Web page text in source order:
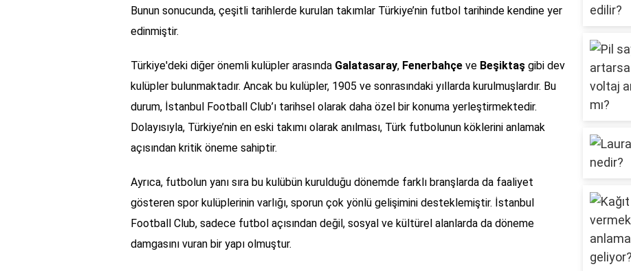
Bunun sonucunda, çeşitli tarihlerde kurulan takımlar Türkiye’nin futbol tarihinde kendine yer
edinmiştir.
Türkiye'deki diğer önemli kulüpler arasında Galatasaray, Fenerbahçe ve Beşiktaş gibi dev
kulüpler bulunmaktadır. Ancak bu kulüpler, 1905 ve sonrasındaki yıllarda kurulmuşlardır. Bu
durum, İstanbul Football Club’ı tarihsel olarak daha özel bir konuma yerleştirmektedir.
Dolayısıyla, Türkiye’nin en eski takımı olarak anılması, Türk futbolunun köklerini anlamak
açısından kritik öneme sahiptir.
Ayrıca, futbolun yanı sıra bu kulübün kurulduğu dönemde farklı branşlarda da faaliyet
gösteren spor kulüplerinin varlığı, sporun çok yönlü gelişimini desteklemiştir. İstanbul
Football Club, sadece futbol açısından değil, sosyal ve kültürel alanlarda da döneme
damgasını vuran bir yapı olmuştur.